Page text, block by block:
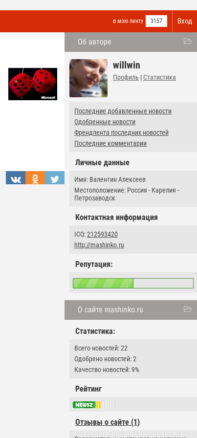
Вход
в мою ленту 3157
Об авторе
willwin
Профиль | Статистика
Последние добавленные новости
Одобренные новости
Френдлента последних новостей
Последние комментарии
Личные данные
Имя: Валентин Алексеев
Местоположение: Россия - Карелия -
Петрозаводск
Контактная информация
ICQ:212593420
http://mashinko.ru
Репутация:
О сайте mashinko.ru
Статистика:
Всего новостей: 22
Одобрено новостей: 2
Качество новостей: 9%
Рейтинг
Отзывы о сайте (1)